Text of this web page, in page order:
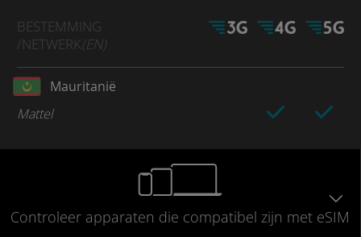
BESTEMMING
/NETWERK(EN)
Mauritanië
Mattel
Controleer apparaten die compatibel zijn met eSIM